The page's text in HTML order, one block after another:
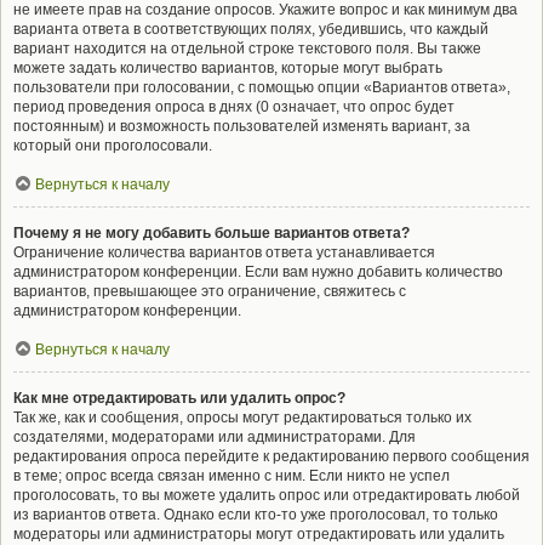
не имеете прав на создание опросов. Укажите вопрос и как минимум два
варианта ответа в соответствующих полях, убедившись, что каждый
вариант находится на отдельной строке текстового поля. Вы также
можете задать количество вариантов, которые могут выбрать
пользователи при голосовании, с помощью опции «Вариантов ответа»,
период проведения опроса в днях (0 означает, что опрос будет
постоянным) и возможность пользователей изменять вариант, за
который они проголосовали.
Вернуться к началу
Почему я не могу добавить больше вариантов ответа?
Ограничение количества вариантов ответа устанавливается
администратором конференции. Если вам нужно добавить количество
вариантов, превышающее это ограничение, свяжитесь с
администратором конференции.
Вернуться к началу
Как мне отредактировать или удалить опрос?
Так же, как и сообщения, опросы могут редактироваться только их
создателями, модераторами или администраторами. Для
редактирования опроса перейдите к редактированию первого сообщения
в теме; опрос всегда связан именно с ним. Если никто не успел
проголосовать, то вы можете удалить опрос или отредактировать любой
из вариантов ответа. Однако если кто-то уже проголосовал, то только
модераторы или администраторы могут отредактировать или удалить